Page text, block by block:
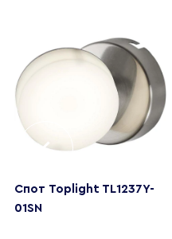
Спот Toplight TL1237Y-
01SN